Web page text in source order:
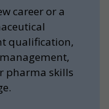
career or a
qualification,
pharma skills